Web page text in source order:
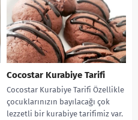
Cocostar Kurabiye Tarifi
Cocostar Kurabiye Tarifi Özellikle
çocuklarınızın bayılacağı çok
lezzetli bir kurabiye tarifimiz var.